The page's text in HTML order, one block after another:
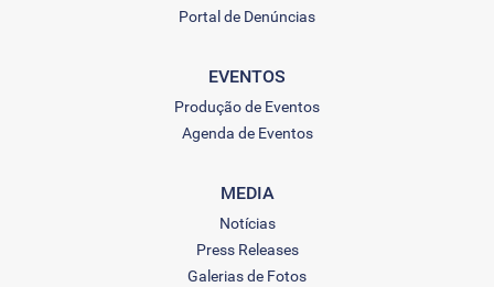
Portal de Denúncias
EVENTOS
Produção de Eventos
Agenda de Eventos
MEDIA
Notícias
Press Releases
Galerias de Fotos